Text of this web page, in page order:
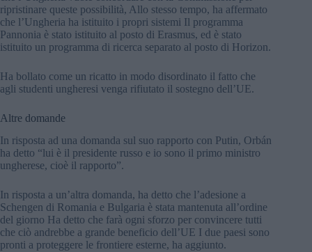
ripristinare queste possibilità, Allo stesso tempo, ha affermato
che l’Ungheria ha istituito i propri sistemi Il programma
Pannonia è stato istituito al posto di Erasmus, ed è stato
istituito un programma di ricerca separato al posto di Horizon.
Ha bollato come un ricatto in modo disordinato il fatto che
agli studenti ungheresi venga rifiutato il sostegno dell’UE.
Altre domande
In risposta ad una domanda sul suo rapporto con Putin, Orbán
ha detto “lui è il presidente russo e io sono il primo ministro
ungherese, cioè il rapporto”.
In risposta a un’altra domanda, ha detto che l’adesione a
Schengen di Romania e Bulgaria è stata mantenuta all’ordine
del giorno Ha detto che farà ogni sforzo per convincere tutti
che ciò andrebbe a grande beneficio dell’UE I due paesi sono
pronti a proteggere le frontiere esterne, ha aggiunto.